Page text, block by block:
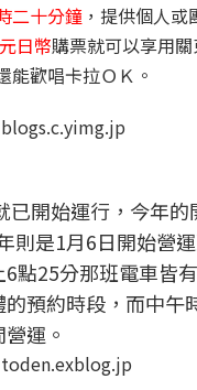
二十分鐘 ，提供個人或
日幣購票就可以享用
能歡唱卡拉ＯＫ。
已開始運行，今年的
則是1月6日開始營
點25分那班電車皆
預約時段，而中午
運。